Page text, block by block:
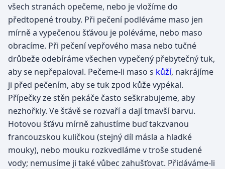
všech stranách opečeme, nebo je vložíme do
předtopené trouby. Při pečení podléváme maso jen
mírně a vypečenou šťávou je poléváme, nebo maso
obracíme. Při pečení vepřového masa nebo tučné
drůbeže odebíráme všechen vypečený přebytečný tuk,
aby se nepřepaloval. Pečeme-li maso s kůží, nakrájíme
ji před pečením, aby se tuk zpod kůže vypékal.
Přípečky ze stěn pekáče často seškrabujeme, aby
nezhořkly. Ve šťávě se rozvaří a dají tmavší barvu.
Hotovou šťávu mírně zahustíme buď takzvanou
francouzskou kuličkou (stejný díl másla a hladké
mouky), nebo mouku rozkvedláme v troše studené
vody; nemusíme ji také vůbec zahušťovat. Přidáváme-li